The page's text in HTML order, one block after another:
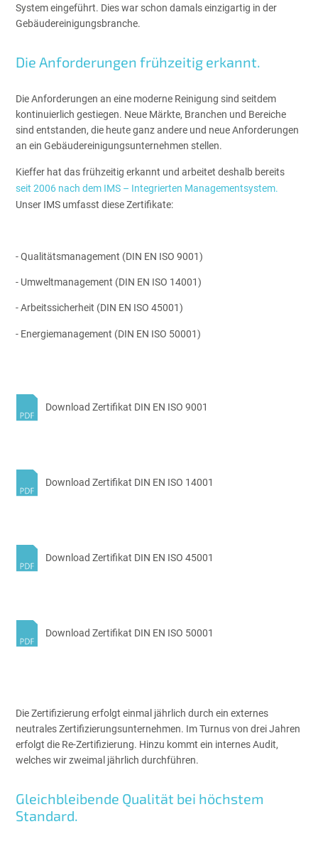
System eingeführt. Dies war schon damals einzigartig in der
Gebäudereinigungsbranche.
Die Anforderungen frühzeitig erkannt.
Die Anforderungen an eine moderne Reinigung sind seitdem
kontinuierlich gestiegen. Neue Märkte, Branchen und Bereiche
sind entstanden, die heute ganz andere und neue Anforderungen
an ein Gebäudereinigungsunternehmen stellen.
Kieffer hat das frühzeitig erkannt und arbeitet deshalb bereits
seit 2006 nach dem IMS – Integrierten Managementsystem.
Unser IMS umfasst diese Zertifikate:
- Qualitätsmanagement (DIN EN ISO 9001)
- Umweltmanagement (DIN EN ISO 14001)
- Arbeitssicherheit (DIN EN ISO 45001)
- Energiemanagement (DIN EN ISO 50001)
Download Zertifikat DIN EN ISO 9001
Download Zertifikat DIN EN ISO 14001
Download Zertifikat DIN EN ISO 45001
Download Zertifikat DIN EN ISO 50001
Die Zertifizierung erfolgt einmal jährlich durch ein externes
neutrales Zertifizierungsunternehmen. Im Turnus von drei Jahren
erfolgt die Re-Zertifizierung. Hinzu kommt ein internes Audit,
welches wir zweimal jährlich durchführen.
Gleichbleibende Qualität bei höchstem
Standard.